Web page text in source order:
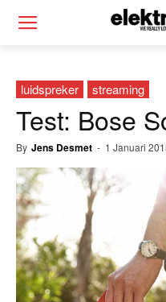
luidspreker streaming
Test: Bose
By Jens Desmet - 1 Januari